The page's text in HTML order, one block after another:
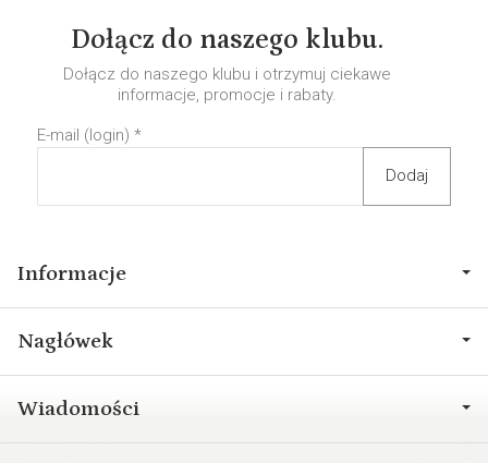
Dołącz do naszego klubu.
Dołącz do naszego klubu i otrzymuj ciekawe
informacje, promocje i rabaty.
E-mail (login) *
Informacje
Nagłówek
Wiadomości